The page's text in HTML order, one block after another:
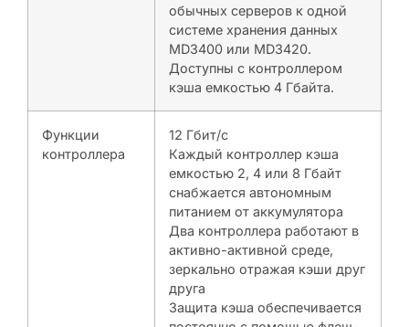
обычных серверов к одной
системе хранения данных
MD3400 или MD3420.
Доступны с контроллером
кэша емкостью 4 Гбайта.
Функции
контроллера
12 Гбит/с
Каждый контроллер кэша
емкостью 2, 4 или 8 Гбайт
снабжается автономным
питанием от аккумулятора
Два контроллера работают в
активно-активной среде,
зеркально отражая кэши друг
друга
Защита кэша обеспечивается